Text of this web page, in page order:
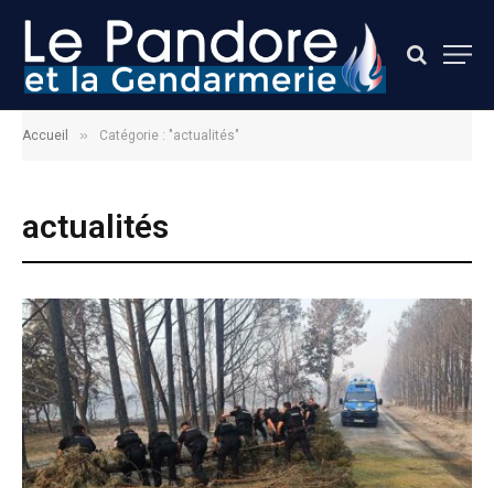
Accueil » Catégorie : "actualités"
actualités